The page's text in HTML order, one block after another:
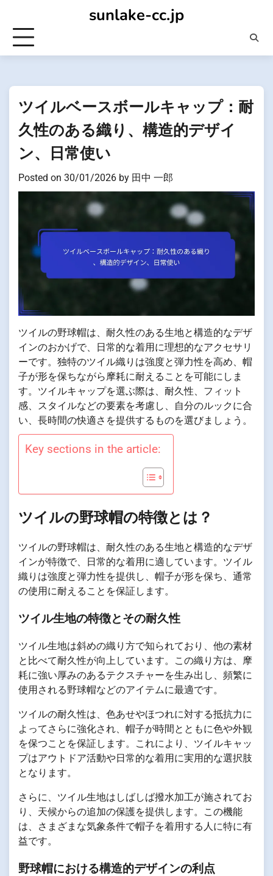
content
sunlake-cc.jp
ツイルベースボールキャップ：耐
久性のある織り、構造的デザイ
ン、日常使い
Posted on 30/01/2026 by 田中 一郎
ツイルの野球帽は、耐久性のある生地と構造的なデザ
インのおかげで、日常的な着用に理想的なアクセサリ
ーです。独特のツイル織りは強度と弾力性を高め、帽
子が形を保ちながら摩耗に耐えることを可能にしま
す。ツイルキャップを選ぶ際は、耐久性、フィット
感、スタイルなどの要素を考慮し、自分のルックに合
い、長時間の快適さを提供するものを選びましょう。
Key sections in the article:
ツイルの野球帽の特徴とは？
ツイルの野球帽は、耐久性のある生地と構造的なデザ
インが特徴で、日常的な着用に適しています。ツイル
織りは強度と弾力性を提供し、帽子が形を保ち、通常
の使用に耐えることを保証します。
ツイル生地の特徴とその耐久性
ツイル生地は斜めの織り方で知られており、他の素材
と比べて耐久性が向上しています。この織り方は、摩
耗に強い厚みのあるテクスチャーを生み出し、頻繁に
使用される野球帽などのアイテムに最適です。
ツイルの耐久性は、色あせやほつれに対する抵抗力に
よってさらに強化され、帽子が時間とともに色や外観
を保つことを保証します。これにより、ツイルキャッ
プはアウトドア活動や日常的な着用に実用的な選択肢
となります。
さらに、ツイル生地はしばしば撥水加工が施されてお
り、天候からの追加の保護を提供します。この機能
は、さまざまな気象条件で帽子を着用する人に特に有
益です。
野球帽における構造的デザインの利点